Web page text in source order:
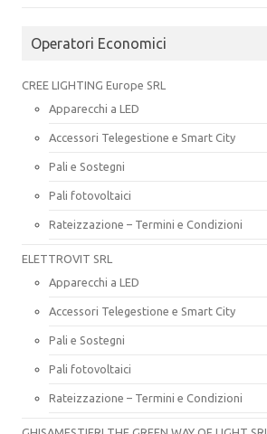
Operatori Economici
CREE LIGHTING Europe SRL
Apparecchi a LED
Accessori Telegestione e Smart City
Pali e Sostegni
Pali fotovoltaici
Rateizzazione – Termini e Condizioni
ELETTROVIT SRL
Apparecchi a LED
Accessori Telegestione e Smart City
Pali e Sostegni
Pali fotovoltaici
Rateizzazione – Termini e Condizioni